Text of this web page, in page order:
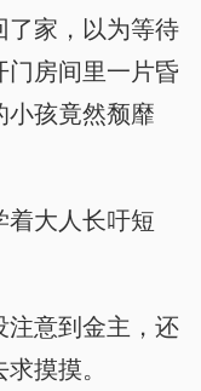
了家，以为等待
门房间里一片昏
小孩竟然颓靡
着大人长吁短
注意到金主，还
摸摸。